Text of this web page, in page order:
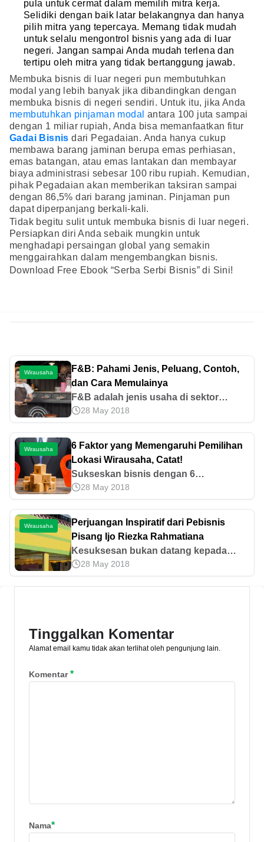
pula untuk cermat dalam memilih mitra kerja.
Selidiki dengan baik latar belakangnya dan hanya
pilih mitra yang tepercaya. Memang tidak mudah
untuk selalu mengontrol bisnis yang ada di luar
negeri. Jangan sampai Anda mudah terlena dan
tertipu oleh mitra yang tidak bertanggung jawab.
Membuka bisnis di luar negeri pun membutuhkan
modal yang lebih banyak jika dibandingkan dengan
membuka bisnis di negeri sendiri. Untuk itu, jika Anda
membutuhkan pinjaman modal antara 100 juta sampai
dengan 1 miliar rupiah, Anda bisa memanfaatkan fitur
Gadai Bisnis dari Pegadaian. Anda hanya cukup
membawa barang jaminan berupa emas perhiasan,
emas batangan, atau emas lantakan dan membayar
biaya administrasi sebesar 100 ribu rupiah. Kemudian,
pihak Pegadaian akan memberikan taksiran sampai
dengan 86,5% dari barang jaminan. Pinjaman pun
dapat diperpanjang berkali-kali.
Tidak begitu sulit untuk membuka bisnis di luar negeri.
Persiapkan diri Anda sebaik mungkin untuk
menghadapi persaingan global yang semakin
menggairahkan dalam mengembangkan bisnis.
Download Free Ebook “Serba Serbi Bisnis” di Sini!
Wirausaha
F&B: Pahami Jenis, Peluang, Contoh,
dan Cara Memulainya
F&B adalah jenis usaha di sektor
kuliner yang fokus pada penyajian
makanan dan minuman langsung
kepada pelanggan. Yuk, cari tahu lebih
banyak di sini!
28 May 2018
Wirausaha
6 Faktor yang Memengaruhi Pemilihan
Lokasi Wirausaha, Catat!
Sukseskan bisnis dengan 6
pertimbangan kunci dalam memilih
lokasi usaha yang strategis. Dari
aksesibilitas hingga budget. Pelajari
lebih lanjut sekarang!
28 May 2018
Wirausaha
Perjuangan Inspiratif dari Pebisnis
Pisang Ijo Riezka Rahmatiana
Kesuksesan bukan datang kepada
seseorang yang tidak pernah
mengalami kegagalan, melainkan
28 May 2018
Tinggalkan Komentar
Alamat email kamu tidak akan terlihat oleh pengunjung lain.
Komentar*
Nama*